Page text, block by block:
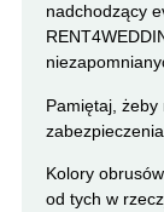
nadchodzący
Pamiętaj,
zabezpieczenia.
Kolory
od tych w